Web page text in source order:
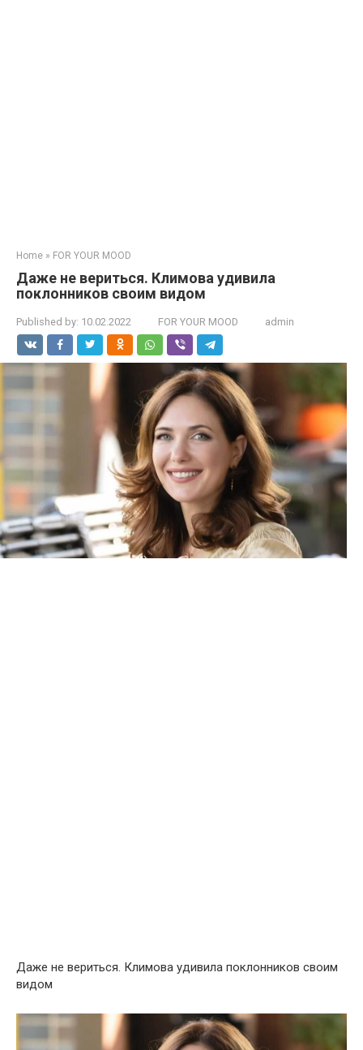
Home » FOR YOUR MOOD
Даже не вериться. Климова удивила
поклонников своим видом
Published by: 10.02.2022 FOR YOUR MOOD admin
Даже не вериться. Климова удивила поклонников своим
видом